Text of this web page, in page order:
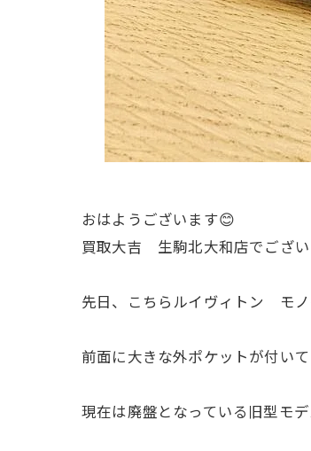
おはようございます😊
買取大吉 生駒北大和店でござい
先日、こちらルイヴィトン モ
前面に大きな外ポケットが付い
現在は廃盤となっている旧型モ